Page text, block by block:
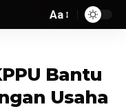
Aa
Bantu
Usaha